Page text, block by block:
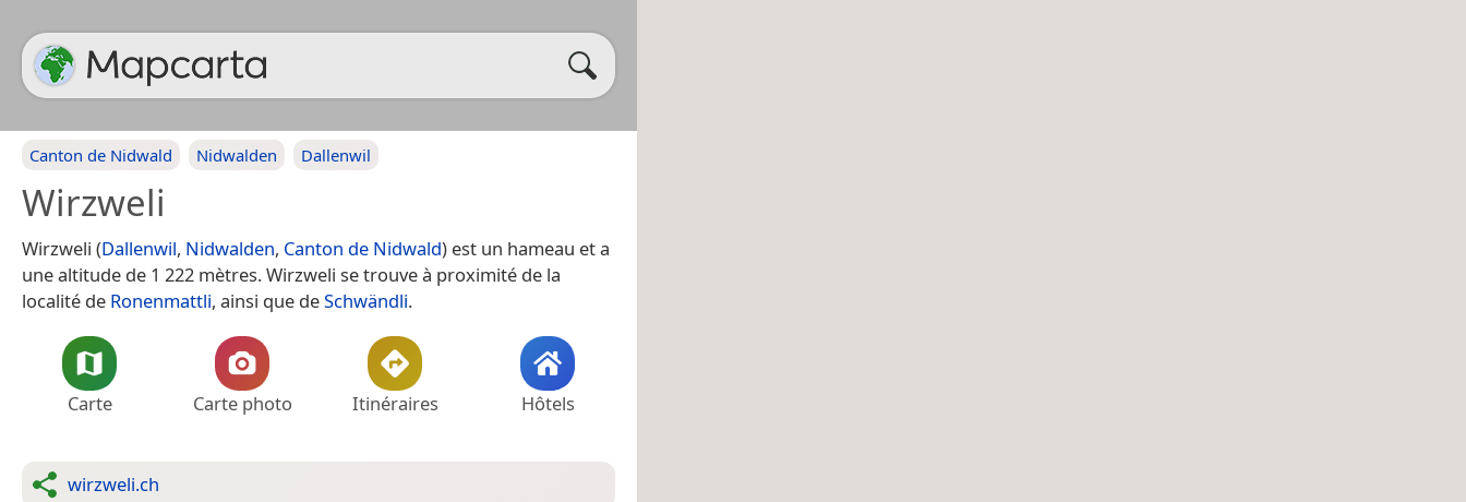
Canton de Nidwald Nidwalden Dallenwil
Wirzweli
Wirzweli (Dallenwil, Nidwalden, Canton de Nidwald) est un hameau et a
une altitude de 1 222 mètres. Wirzweli se trouve à proximité de la
localité de Ronenmattli, ainsi que deSchwändli.
Carte Carte photo Itinéraires Hôtels
wirzweli.ch